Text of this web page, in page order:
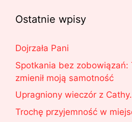
Ostatnie wpisy
Dojrzała Pani
Spotkania bez zobowiązań:
zmienił moją samotność
Upragniony wieczór z Cathy.
Trochę przyjemność w